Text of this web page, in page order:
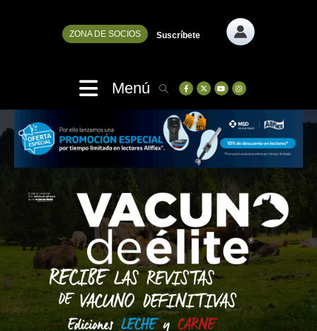
ZONA DE SOCIOS Suscríbete
Menú